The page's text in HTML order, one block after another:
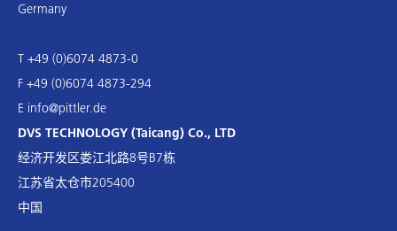
Germany
T +49 (0)6074 4873-0
F +49 (0)6074 4873-294
E info@pittler.de
DVS TECHNOLOGY (Taicang) Co., LTD
经济开发区娄江北路8号B7栋
江苏省太仓市205400
中国